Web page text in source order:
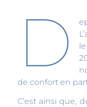
D
de confort en
C’est ainsi que,